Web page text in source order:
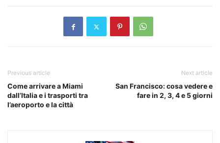
Previous article
Come arrivare a Miami
dall’Italia e i trasporti tra
l’aeroporto e la città
Next article
San Francisco: cosa vedere e
fare in 2, 3, 4 e 5 giorni